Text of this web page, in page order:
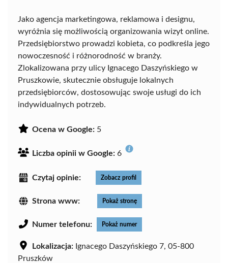
Jako agencja marketingowa, reklamowa i designu,
wyróżnia się możliwością organizowania wizyt online.
Przedsiębiorstwo prowadzi kobieta, co podkreśla jego
nowoczesność i różnorodność w branży.
Zlokalizowana przy ulicy Ignacego Daszyńskiego w
Pruszkowie, skutecznie obsługuje lokalnych
przedsiębiorców, dostosowując swoje usługi do ich
indywidualnych potrzeb.
Ocena w Google: 5
Liczba opinii w Google: 6
Czytaj opinie: Zobacz profil
Strona www: Pokaż stronę
Numer telefonu: Pokaż numer
Lokalizacja: Ignacego Daszyńskiego 7, 05-800
Pruszków